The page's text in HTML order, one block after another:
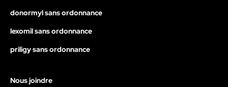
donormyl sans ordonnance
lexomil sans ordonnance
priligy sans ordonnance
Nous joindre